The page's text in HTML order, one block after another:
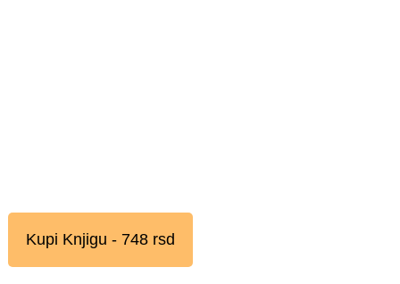
Kupi Knjigu - 748 rsd